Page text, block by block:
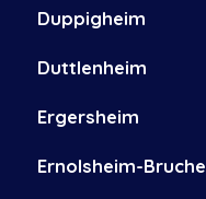
Duppigheim
Duttlenheim
Ergersheim
Ernolsheim-Bruche